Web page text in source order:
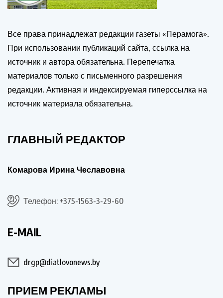
Все права принадлежат редакции газеты «Перамога».
При использовании публикаций сайта, ссылка на
источник и автора обязательна. Перепечатка
материалов только с письменного разрешения
редакции. Активная и индексируемая гиперссылка на
источник материала обязательна.
ГЛАВНЫЙ РЕДАКТОР
Комарова Ирина Чеславовна
Телефон: +375-1563-3-29-60
E-MAIL
drgp@diatlovonews.by
ПРИЕМ РЕКЛАМЫ